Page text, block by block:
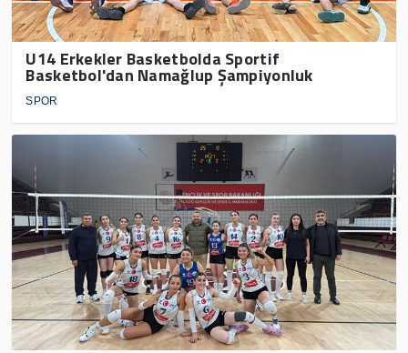
U14 Erkekler Basketbolda Sportif
Basketbol'dan Namağlup Şampiyonluk
SPOR